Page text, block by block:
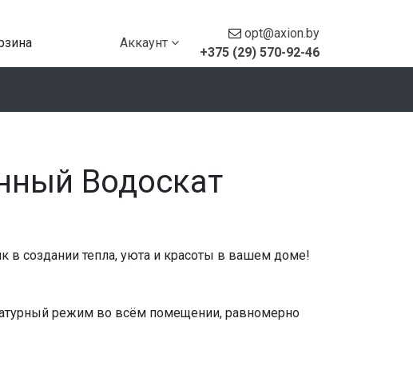
Аккаунт
opt@axion.by
+375 (29) 570-92-46
Водоскат
создании тепла, уюта и красоты в вашем доме!
режим во всём помещении, равномерно